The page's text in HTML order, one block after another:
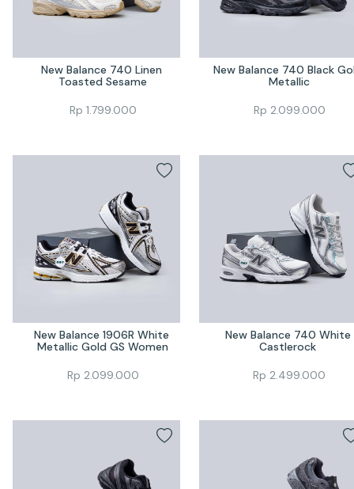
New Balance 740 Linen
Toasted Sesame
Rp 1.799.000
New Balance 740 Black
Metallic
Rp 2.099.000
New Balance 1906R White
Metallic Gold GS Women
Rp 2.099.000
New Balance 740 White
Castlerock
Rp 2.499.000